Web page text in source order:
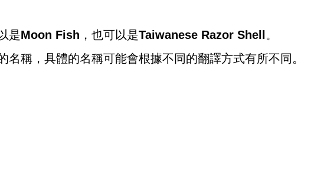
是Moon Fish ，也可以是Taiwanese Razor Shell
。
名稱，具體的名稱可能會根據不同的翻譯方式有所不同。